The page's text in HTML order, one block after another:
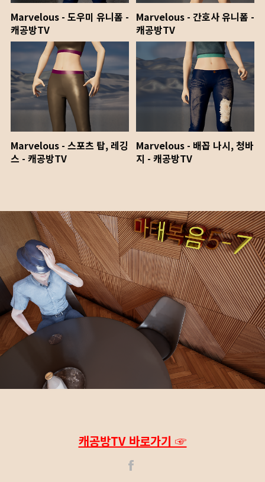
Marvelous - 도우미 유니폼 -
캐공방TV
Marvelous - 간호사 유니폼 -
캐공방TV
Marvelous - 스포츠 탑, 레깅
스 - 캐공방TV
Marvelous - 배꼽 나시, 청바
지 - 캐공방TV
캐공방TV 바로가기 ☞